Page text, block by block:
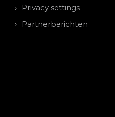
Privacy settings
Partnerberichten